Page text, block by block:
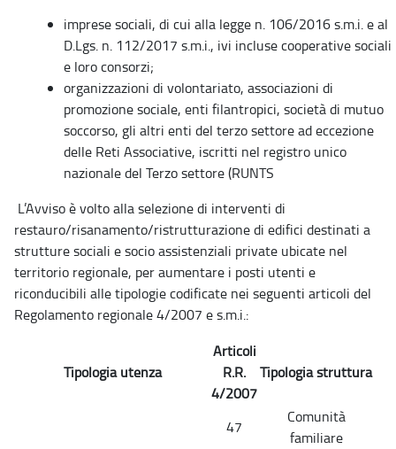
imprese sociali, di cui alla legge n. 106/2016 s.m.i. e al
D.Lgs. n. 112/2017 s.m.i., ivi incluse cooperative sociali
e loro consorzi;
organizzazioni di volontariato, associazioni di
promozione sociale, enti filantropici, società di mutuo
soccorso, gli altri enti del terzo settore ad eccezione
delle Reti Associative, iscritti nel registro unico
nazionale del Terzo settore (RUNTS
L’Avviso è volto alla selezione di interventi di
restauro/risanamento/ristrutturazione di edifici destinati a
strutture sociali e socio assistenziali private ubicate nel
territorio regionale, per aumentare i posti utenti e
riconducibili alle tipologie codificate nei seguenti articoli del
Regolamento regionale 4/2007 e s.m.i.:
Tipologia utenza
Articoli
R.R.
4/2007
Tipologia struttura
47
Comunità
familiare